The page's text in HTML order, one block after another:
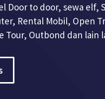
Door to door, sewa elf,
Rental Mobil, Open
Tour, Outbond dan lain